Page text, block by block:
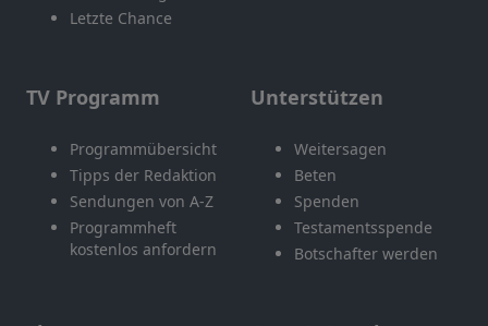
Letzte Chance
TV Programm
Programmübersicht
Tipps der Redaktion
Sendungen von A-Z
Programmheft
kostenlos anfordern
Unterstützen
Weitersagen
Beten
Spenden
Testamentsspende
Botschafter werden